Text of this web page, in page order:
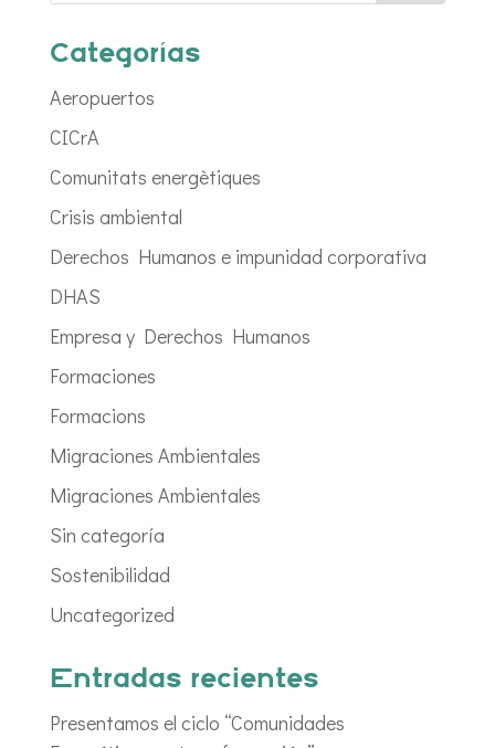
Categorías
Aeropuertos
CICrA
Comunitats energètiques
Crisis ambiental
Derechos Humanos e impunidad corporativa
DHAS
Empresa y Derechos Humanos
Formaciones
Formacions
Migraciones Ambientales
Migraciones Ambientales
Sin categoría
Sostenibilidad
Uncategorized
Entradas recientes
Presentamos el ciclo “Comunidades